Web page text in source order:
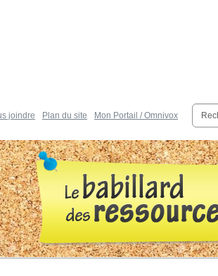
joindre Plan du site Mon Portail / Omnivox